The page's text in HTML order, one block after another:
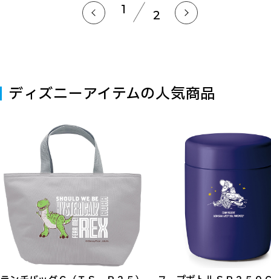
1 2
ディズニーアイテムの人気商品